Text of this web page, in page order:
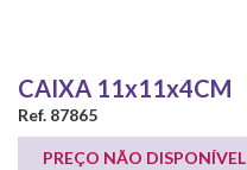
CAIXA 11x11x4CM
Ref. 87865
PREÇO NÃO DISPONÍVEL